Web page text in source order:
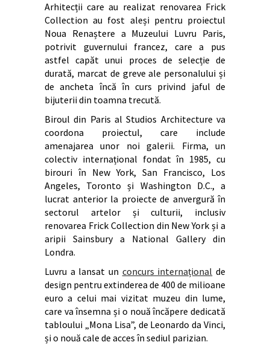
Arhitecții care au realizat renovarea Frick
Collection au fost aleși pentru proiectul
Noua Renaștere a Muzeului Luvru Paris,
potrivit guvernului francez, care a pus
astfel capăt unui proces de selecție de
durată, marcat de greve ale personalului și
de ancheta încă în curs privind jaful de
bijuterii din toamna trecută.
Biroul din Paris al Studios Architecture va
coordona proiectul, care include
amenajarea unor noi galerii. Firma, un
colectiv internațional fondat în 1985, cu
birouri în New York, San Francisco, Los
Angeles, Toronto și Washington D.C., a
lucrat anterior la proiecte de anvergură în
sectorul artelor și culturii, inclusiv
renovarea Frick Collection din New York și a
aripii Sainsbury a National Gallery din
Londra.
Luvru a lansat un concurs internațional de
design pentru extinderea de 400 de milioane
euro a celui mai vizitat muzeu din lume,
care va însemna și o nouă încăpere dedicată
tabloului „Mona Lisa”, de Leonardo da Vinci,
și o nouă cale de acces în sediul parizian.